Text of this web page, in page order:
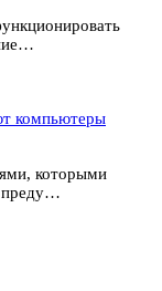
компьютеры
которыми
преду…